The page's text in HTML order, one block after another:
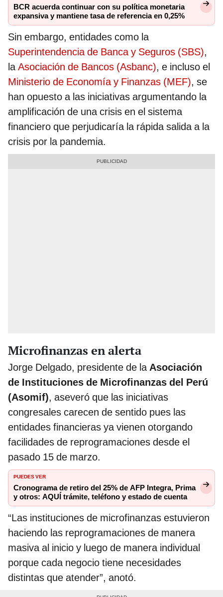
BCR acuerda continuar con su política monetaria
expansiva y mantiene tasa de referencia en 0,25%
Sin embargo, entidades como la
Superintendencia de Banca y Seguros (SBS),
laAsociación de Bancos (Asbanc), e incluso el
Ministerio de Economía y Finanzas (MEF), se
han opuesto a las iniciativas argumentando la
amplificación de una crisis en el sistema
financiero que perjudicaría la rápida salida a la
crisis por la pandemia.
Microfinanzas en alerta
Jorge Delgado, presidente de laAsociación
de Instituciones de Microfinanzas del Perú
(Asomif), aseveró que las iniciativas
congresales carecen de sentido pues las
entidades financieras ya vienen otorgando
facilidades de reprogramaciones desde el
pasado 15 de marzo.
PUEDES VER
Cronograma de retiro del 25% de AFP Integra, Prima
y otros: AQUÍ trámite, teléfono y estado de cuenta
“Las instituciones de microfinanzas estuvieron
haciendo las reprogramaciones de manera
masiva al inicio y luego de manera individual
porque cada negocio tiene necesidades
distintas que atender”, anotó.